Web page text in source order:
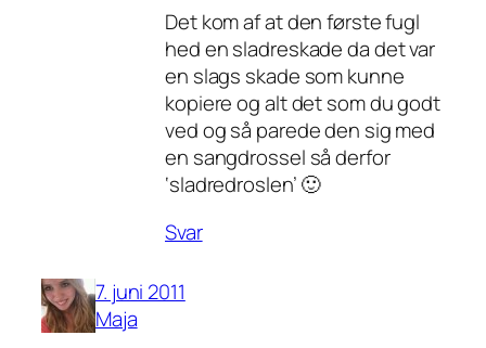
Det kom af at den første fugl
hed en sladreskade da det var
en slags skade som kunne
kopiere og alt det som du godt
ved og så parede den sig med
en sangdrossel så derfor
‘sladredroslen’ 🙂
Svar
7. juni 2011
Maja